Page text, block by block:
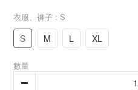
衣服、褲子 : S
S M L XL
數量